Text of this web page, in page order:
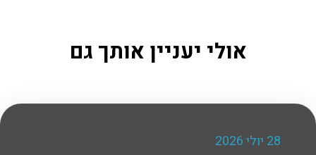
אולי יעניין אותך גם
28 יולי 2026